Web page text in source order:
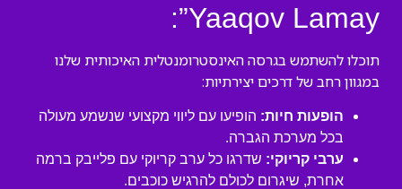
Yaaqov Lamay”:
תוכלו להשתמש בגרסה האינסטרומנטלית האיכותית שלנו
במגוון רחב של דרכים יצירתיות:
הופעות חיות: הופיעו עם ליווי מקצועי שנשמע מעולה
בכל מערכת הגברה.
ערבי קריוקי: שדרגו כל ערב קריוקי עם פלייבק ברמה
אחרת, שיגרום לכולם להרגיש כוכבים.